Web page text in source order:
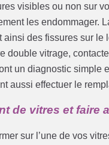
visibles ou non sur
les endommager.
des fissures sur le
double vitrage,
un diagnostic simple
aussi effectuer le
de vitres et faire
sur l’une de vos